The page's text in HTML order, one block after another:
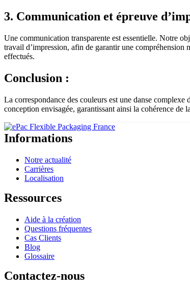
3. Communication et épreuve
Une communication transparente est essentielle. Notre
travail d’impression, afin de garantir une compréhension
effectués.
Conclusion :
La correspondance des couleurs est une danse
conception envisagée, garantissant ainsi la cohérence de
Informations
Notre actualité
Carrières
Localisation
Ressources
Aide à la création
Questions fréquentes
Cas Clients
Blog
Glossaire
Contactez-nous